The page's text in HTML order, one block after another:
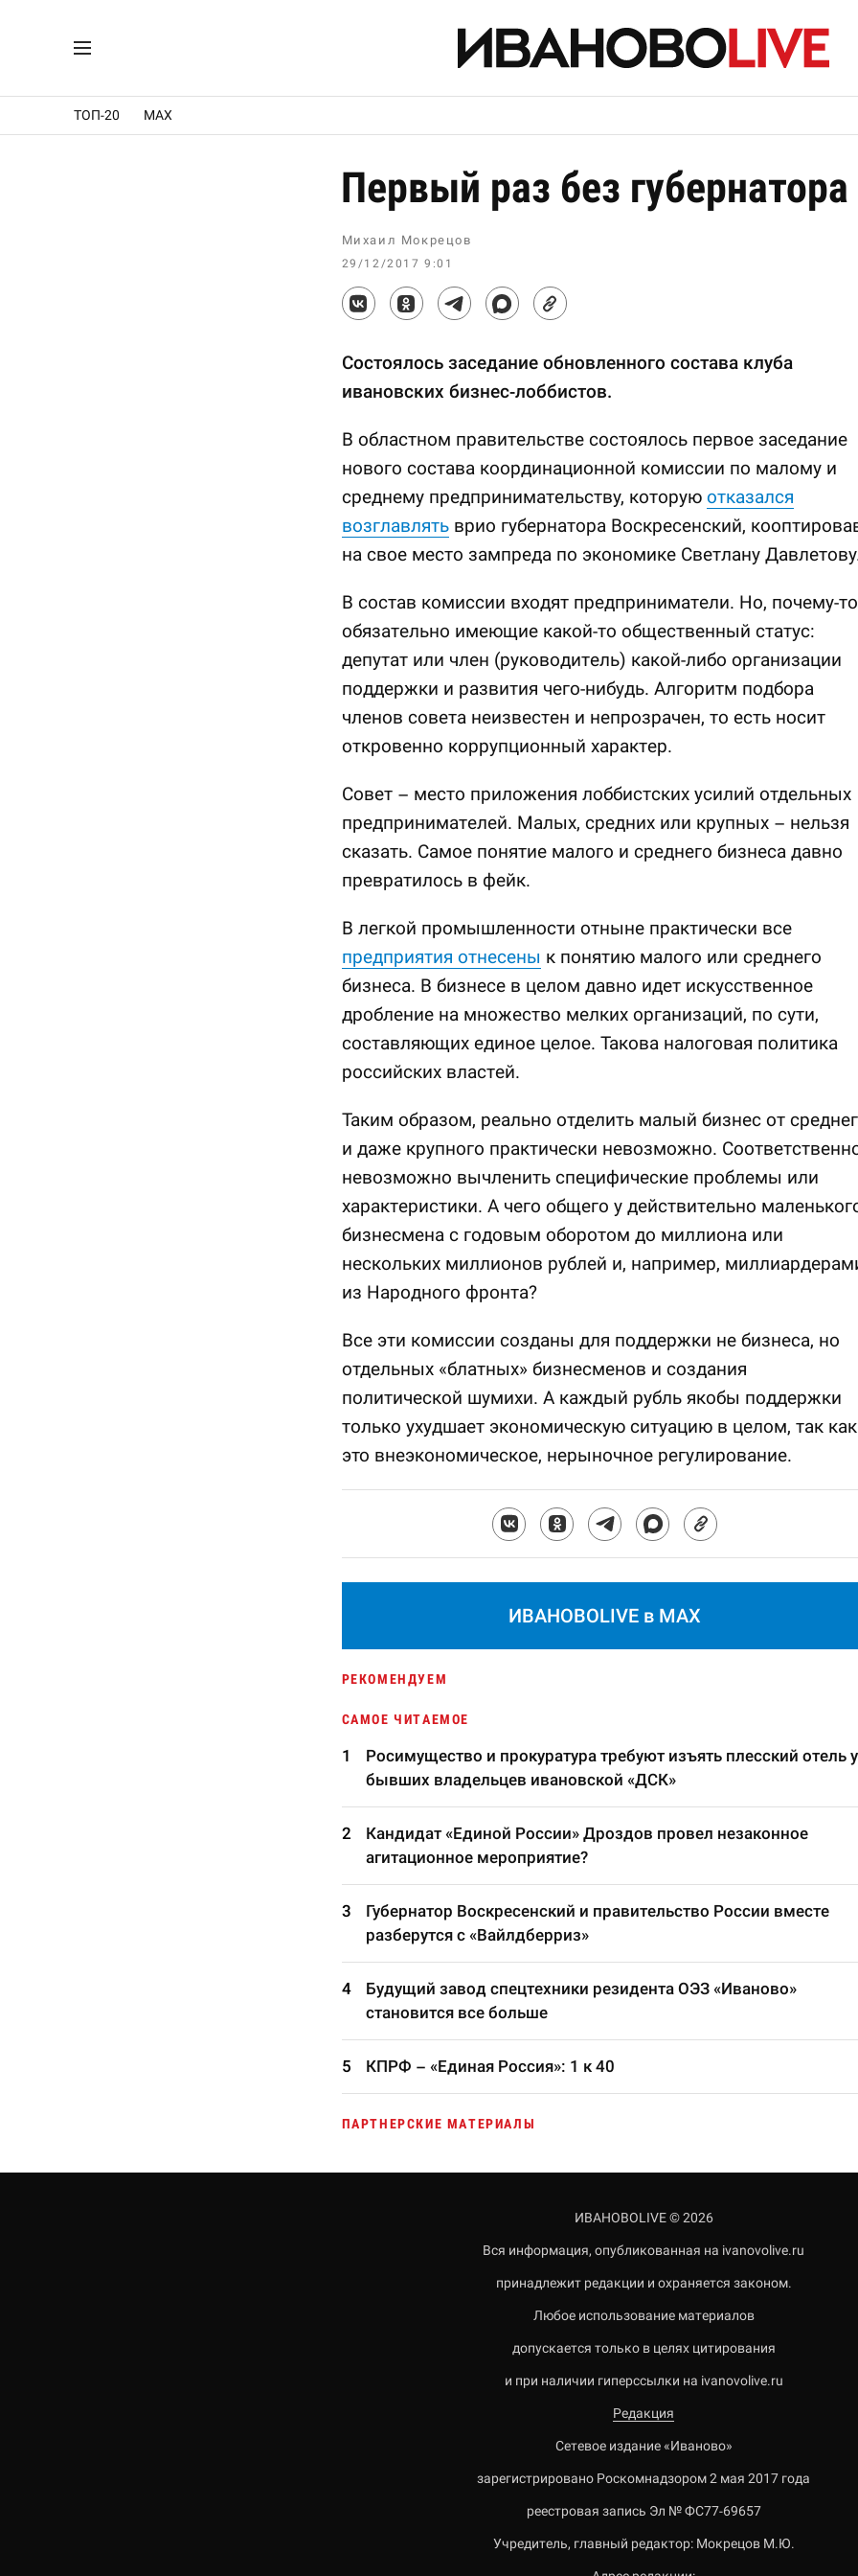
ТОП-20 MAX
Первый раз без губернатора
Михаил Мокрецов
29/12/2017 9:01
Состоялось заседание обновленного состава клуба
ивановских бизнес-лоббистов.
В областном правительстве состоялось первое заседание
нового состава координационной комиссии по малому и
среднему предпринимательству, которую отказался
возглавлятьврио губернатора Воскресенский,
на свое место зампреда по экономике Светлану
В состав комиссии входят предприниматели. Но, почему-
обязательно имеющие какой-то общественный статус:
депутат или член (руководитель) какой-либо организации
поддержки и развития чего-нибудь. Алгоритм подбора
членов совета неизвестен и непрозрачен, то есть носит
откровенно коррупционный характер.
Совет – место приложения лоббистских усилий отдельных
предпринимателей. Малых, средних или крупных – нельзя
сказать. Самое понятие малого и среднего бизнеса давно
превратилось в фейк.
В легкой промышленности отныне практически все
предприятия отнесены к понятию малого или среднего
бизнеса. В бизнесе в целом давно идет искусственное
дробление на множество мелких организаций, по сути,
составляющих единое целое. Такова налоговая политика
российских властей.
Таким образом, реально отделить малый бизнес от
и даже крупного практически невозможно.
невозможно вычленить специфические проблемы или
характеристики. А чего общего у действительно
бизнесмена с годовым оборотом до миллиона или
нескольких миллионов рублей и, например,
из Народного фронта?
Все эти комиссии созданы для поддержки не бизнеса, но
отдельных «блатных» бизнесменов и создания
политической шумихи. А каждый рубль якобы поддержки
только ухудшает экономическую ситуацию в целом, так как
это внеэкономическое, нерыночное регулирование.
ИВАНОВОLIVE в MAX
РЕКОМЕНДУЕМ
САМОЕ ЧИТАЕМОЕ
Росимущество и прокуратура требуют изъять плесский отель у
бывших владельцев ивановской «ДСК»
Кандидат «Единой России» Дроздов провел незаконное
агитационное мероприятие?
Губернатор Воскресенский и правительство России вместе
разберутся с «Вайлдберриз»
Будущий завод спецтехники резидента ОЭЗ «Иваново»
становится все больше
КПРФ – «Единая Россия»: 1 к 40
ПАРТНЕРСКИЕ МАТЕРИАЛЫ
ИВАНОВОLIVE © 2026
Вся информация, опубликованная на ivanovolive.ru
принадлежит редакции и охраняется законом.
Любое использование материалов
допускается только в целях цитирования
и при наличии гиперссылки на ivanovolive.ru
Редакция
Сетевое издание «Иваново»
зарегистрировано Роскомнадзором 2 мая 2017 года
реестровая запись Эл № ФС77-69657
Учредитель, главный редактор: Мокрецов М.Ю.